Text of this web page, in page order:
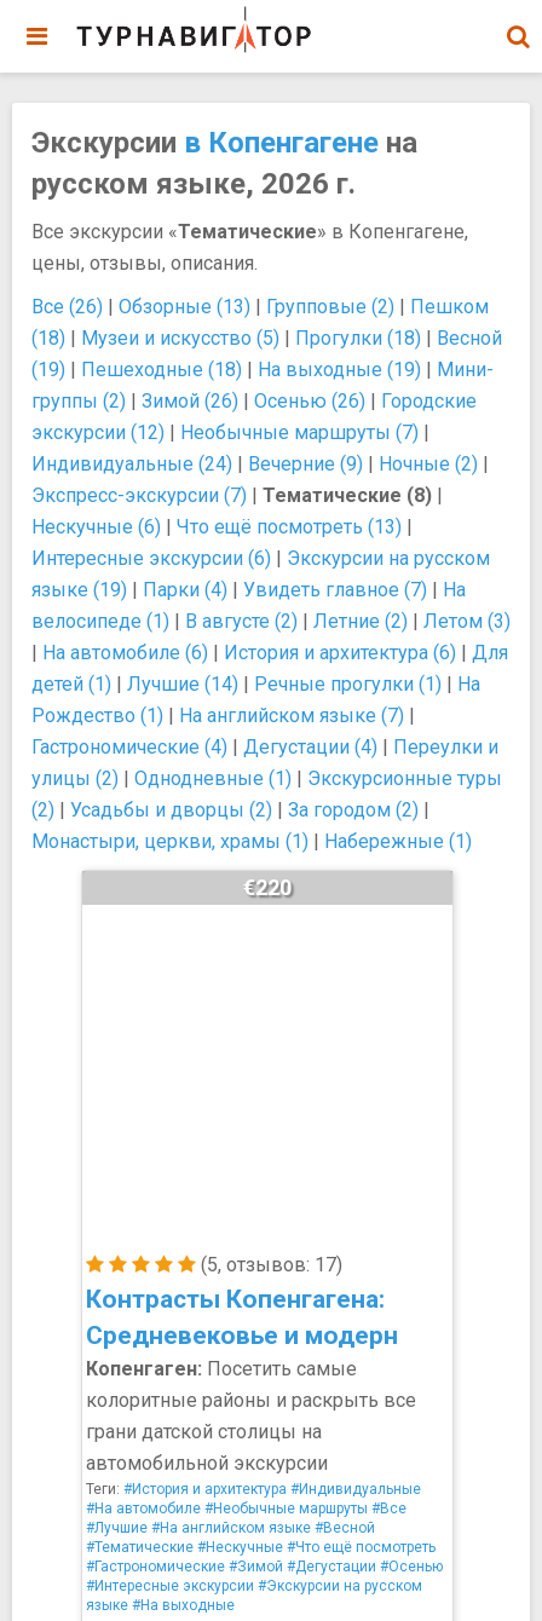
Экскурсии в Копенгагене на
русском языке, 2026 г.
Все экскурсии «Тематические» в Копенгагене,
цены, отзывы, описания.
Все (26) | Обзорные (13) | Групповые (2) | Пешком
(18) | Музеи и искусство (5) | Прогулки (18) | Весной
(19) | Пешеходные (18) | На выходные (19) | Мини-
группы (2) | Зимой (26) | Осенью (26) | Городские
экскурсии (12) | Необычные маршруты (7) |
Индивидуальные (24) | Вечерние (9) | Ночные (2) |
Экспресс-экскурсии (7) | Тематические (8) |
Нескучные (6) | Что ещё посмотреть (13) |
Интересные экскурсии (6) | Экскурсии на русском
языке (19) | Парки (4) | Увидеть главное (7) | На
велосипеде (1) | В августе (2) | Летние (2) | Летом (3)
| На автомобиле (6) | История и архитектура (6) | Для
детей (1) | Лучшие (14) | Речные прогулки (1) | На
Рождество (1) | На английском языке (7) |
Гастрономические (4) | Дегустации (4) | Переулки и
улицы (2) | Однодневные (1) | Экскурсионные туры
(2) | Усадьбы и дворцы (2) | За городом (2) |
Монастыри, церкви, храмы (1) | Набережные (1)
(5, отзывов: 17)
Контрасты Копенгагена:
Средневековье и модерн
€220
Копенгаген: Посетить самые
колоритные районы и раскрыть все
грани датской столицы на
автомобильной экскурсии
Теги: #История и архитектура #Индивидуальные
#На автомобиле #Необычные маршруты #Все
#Лучшие #На английском языке #Весной
#Тематические #Нескучные #Что ещё посмотреть
#Гастрономические #Зимой #Дегустации #Осенью
#Интересные экскурсии #Экскурсии на русском
языке #На выходные